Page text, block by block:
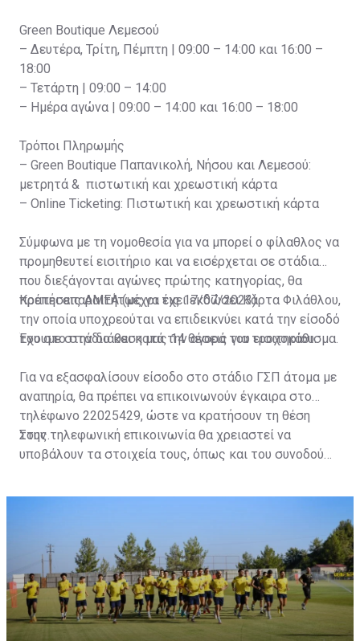
Green Boutique Λεμεσού
– Δευτέρα, Τρίτη, Πέμπτη | 09:00 – 14:00 και 16:00 –
18:00
– Τετάρτη | 09:00 – 14:00
– Ημέρα αγώνα | 09:00 – 14:00 και 16:00 – 18:00
Τρόποι Πληρωμής
– Green Boutique Παπανικολή, Νήσου και Λεμεσού:
μετρητά & πιστωτική και χρεωστική κάρτα
– Online Ticketing: Πιστωτική και χρεωστική κάρτα
Σύμφωνα με τη νομοθεσία για να μπορεί ο φίλαθλος να
προμηθευτεί εισιτήριο και να εισέρχεται σε στάδια
που διεξάγονται αγώνες πρώτης κατηγορίας, θα
πρέπει απαραιτήτως να έχει εκδώσει Κάρτα Φιλάθλου,
την οποία υποχρεούται να επιδεικνύει κατά την είσοδό
του στο στάδιο και κατά την αγορά του εισιτηρίου.
Κρατήσεις ΑΜΕΑ (μέχρι τις 17/07/2023)
Έχουμε στην διάθεση μας 14 θέσεις για τροχοκάθισμα.
Για να εξασφαλίσουν είσοδο στο στάδιο ΓΣΠ άτομα με
αναπηρία, θα πρέπει να επικοινωνούν έγκαιρα στο
τηλέφωνο 22025429, ώστε να κρατήσουν τη θέση
τους.
Στην τηλεφωνική επικοινωνία θα χρειαστεί να
υποβάλουν τα στοιχεία τους, όπως και του συνοδού
ονοματεπώνυμο, αριθμός πινακίδας αυτοκινήτου,